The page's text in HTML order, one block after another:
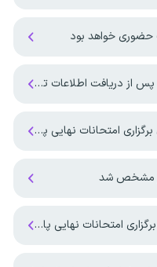
تکمیلی از وزارت آموزش و پرورش
پایه یازدهم و پایه دوازدهم
مشخص شد
نهایی پایه دوازدهم